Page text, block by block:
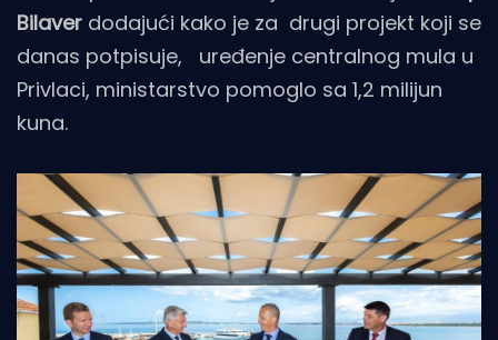
Bilaver dodajući kako je za drugi projekt koji se
danas potpisuje, uređenje centralnog mula u
Privlaci, ministarstvo pomoglo sa 1,2 milijun
kuna.